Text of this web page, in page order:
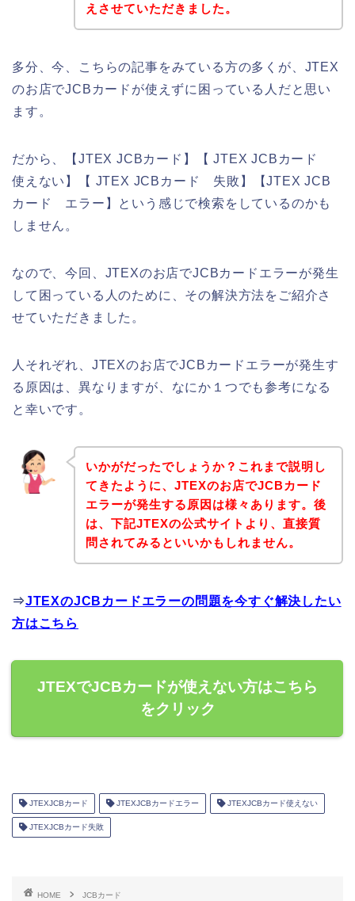
えさせていただきました。
多分、今、こちらの記事をみている方の多くが、JTEX
のお店でJCBカードが使えずに困っている人だと思い
ます。
だから、【JTEX JCBカード】【 JTEX JCBカード
使えない】【 JTEX JCBカード 失敗】【JTEX JCB
カード エラー】という感じで検索をしているのかも
しません。
なので、今回、JTEXのお店でJCBカードエラーが発生
して困っている人のために、その解決方法をご紹介さ
せていただきました。
人それぞれ、JTEXのお店でJCBカードエラーが発生す
る原因は、異なりますが、なにか１つでも参考になる
と幸いです。
いかがだったでしょうか？これまで説明し
てきたように、JTEXのお店でJCBカード
エラーが発生する原因は様々あります。後
は、下記JTEXの公式サイトより、直接質
問されてみるといいかもしれません。
⇒JTEXのJCBカードエラーの問題を今すぐ解決したい
方はこちら
JTEXでJCBカードが使えない方はこちら
をクリック
JTEXJCBカード JTEXJCBカードエラー JTEXJCBカード使えない
JTEXJCBカード失敗
HOME JCBカード